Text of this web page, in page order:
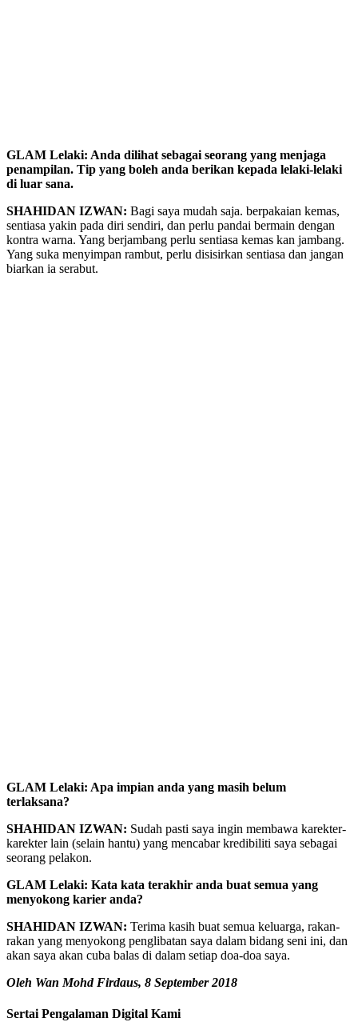
GLAM Lelaki: Anda dilihat sebagai seorang yang menjaga
penampilan. Tip yang boleh anda berikan kepada lelaki-lelaki
di luar sana.
SHAHIDAN IZWAN: Bagi saya mudah saja. berpakaian kemas,
sentiasa yakin pada diri sendiri, dan perlu pandai bermain dengan
kontra warna. Yang berjambang perlu sentiasa kemas kan jambang.
Yang suka menyimpan rambut, perlu disisirkan sentiasa dan jangan
biarkan ia serabut.
GLAM Lelaki: Apa impian anda yang masih belum
terlaksana?
SHAHIDAN IZWAN: Sudah pasti saya ingin membawa karekter-
karekter lain (selain hantu) yang mencabar kredibiliti saya sebagai
seorang pelakon.
GLAM Lelaki: Kata kata terakhir anda buat semua yang
menyokong karier anda?
SHAHIDAN IZWAN: Terima kasih buat semua keluarga, rakan-
rakan yang menyokong penglibatan saya dalam bidang seni ini, dan
akan saya akan cuba balas di dalam setiap doa-doa saya.
Oleh Wan Mohd Firdaus, 8 September 2018
Sertai Pengalaman Digital Kami